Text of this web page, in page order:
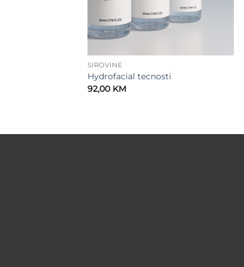
SIROVINE
Hydrofacial tecnosti
92,00 KM